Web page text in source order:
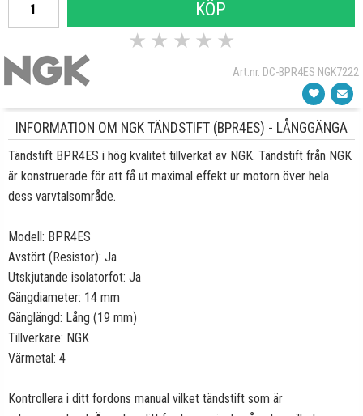
KÖP
★ ★ ★ ★ ★
Art.nr. DC-BPR4ES NGK7222
INFORMATION OM NGK TÄNDSTIFT (BPR4ES) - LÅNGGÄNGA
Tändstift BPR4ES i hög kvalitet tillverkat av NGK. Tändstift från NGK
är konstruerade för att få ut maximal effekt ur motorn över hela
dess varvtalsområde.
Modell: BPR4ES
Avstört (Resistor): Ja
Utskjutande isolatorfot: Ja
Gängdiameter: 14 mm
Gänglängd: Lång (19 mm)
Tillverkare: NGK
Värmetal: 4
Kontrollera i ditt fordons manual vilket tändstift som är